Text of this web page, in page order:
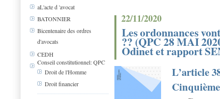
aL'acte d 'avocat
BATONNIER
Bicentenaire des ordres
d'avocats
CEDH
Conseil constitutionnel: QPC
Droit de l'Homme
Droit financier
22/11/2020
Les ordonnances
?? (QPC 28 MAI
Odinet et rapport
L’article